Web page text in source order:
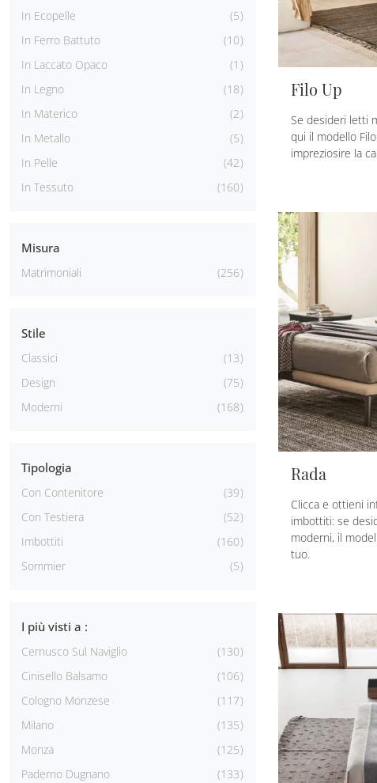
In Ecopelle
5
In Ferro Battuto
10
In Laccato Opaco
1
In Legno
18
In Materico
2
In Metallo
5
In Pelle
42
In Tessuto
160
Misura
Matrimoniali 256
Stile
Classici
13
Design
75
Moderni
168
Tipologia
Con Contenitore
39
Con Testiera
52
Imbottiti
160
Sommier
5
I più visti a :
Cernusco Sul Naviglio
130
Cinisello Balsamo
106
Cologno Monzese
117
Milano
135
Monza
125
Paderno Dugnano
133
Filo Up
Se desideri letti
qui il modello
impreziosire la
Rada
Clicca e ottieni
imbottiti: se
moderni, il
tuo.